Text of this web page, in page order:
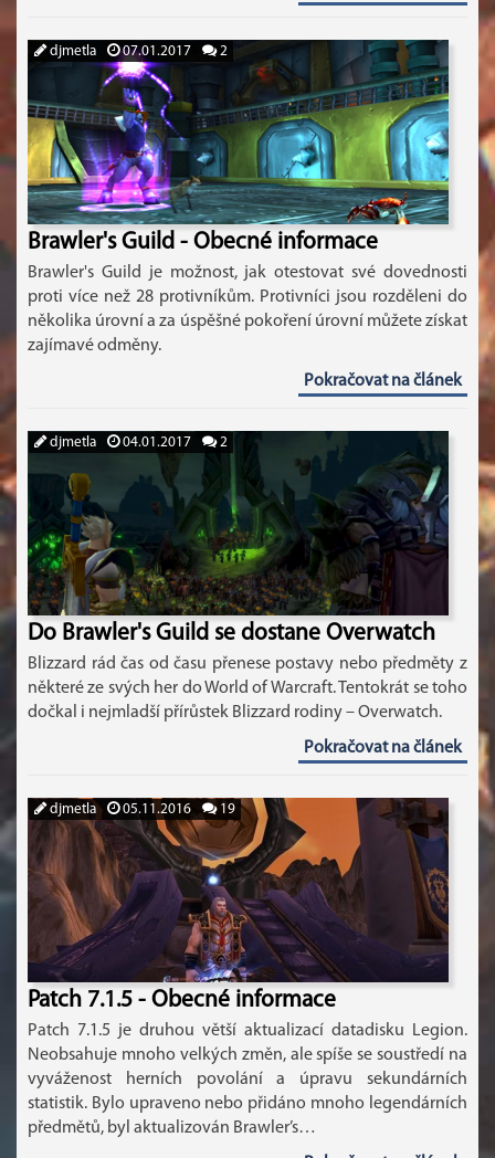
djmetla 07.01.2017 2
Brawler's Guild - Obecné informace
Brawler's Guild je možnost, jak otestovat své dovednosti
proti více než 28 protivníkům. Protivníci jsou rozděleni do
několika úrovní a za úspěšné pokoření úrovní můžete získat
zajímavé odměny.
Pokračovat na článek
djmetla 04.01.2017 2
Do Brawler's Guild se dostane Overwatch
Blizzard rád čas od času přenese postavy nebo předměty z
některé ze svých her do World of Warcraft. Tentokrát se toho
dočkal i nejmladší přírůstek Blizzard rodiny – Overwatch.
Pokračovat na článek
djmetla 05.11.2016 19
Patch 7.1.5 - Obecné informace
Patch 7.1.5 je druhou větší aktualizací datadisku Legion.
Neobsahuje mnoho velkých změn, ale spíše se soustředí na
vyváženost herních povolání a úpravu sekundárních
statistik. Bylo upraveno nebo přidáno mnoho legendárních
předmětů, byl aktualizován Brawler’s…